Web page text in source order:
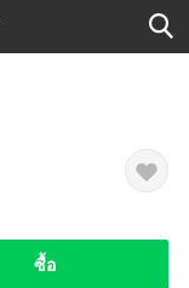
ซื้อ